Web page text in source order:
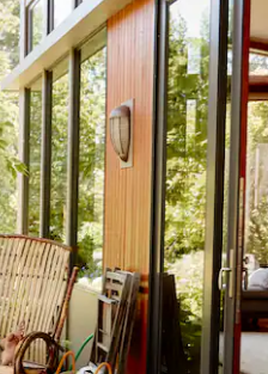
ಸ್ವೈಪ್ ಗೆಸ್ಚರ್‌ಗಳ ಮೂಲಕ ಅನ್ವೇಷಿಸಿ.